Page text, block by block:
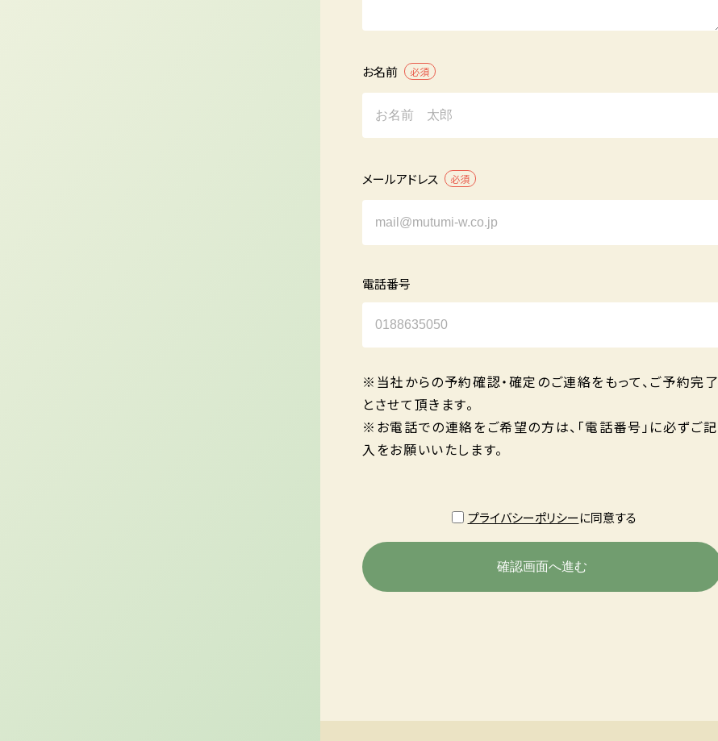
お名前 必須
メールアドレス 必須
電話番号
※当社からの予約確認・確定のご連絡をもって、ご予約完了
とさせて頂きます。
※お電話での連絡をご希望の方は、「電話番号」に必ずご記
入をお願いいたします。
プライバシーポリシーに同意する